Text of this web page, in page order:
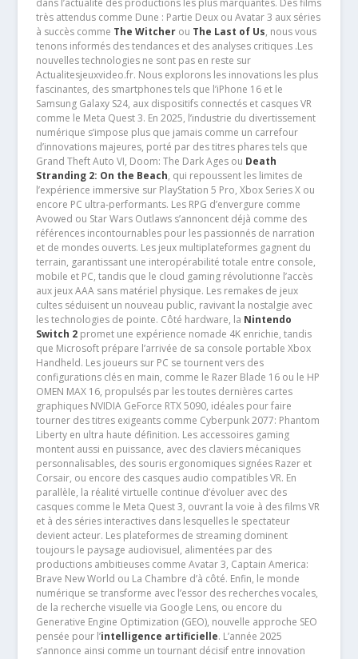
dans l’actualité des productions les plus marquantes. Des films
très attendus comme Dune : Partie Deux ou Avatar 3 aux séries
à succès comme The Witcherou The Last of Us, nous vous
tenons informés des tendances et des analyses critiques .Les
nouvelles technologies ne sont pas en reste sur
Actualitesjeuxvideo.fr. Nous explorons les innovations les plus
fascinantes, des smartphones tels que l’iPhone 16 et le
Samsung Galaxy S24, aux dispositifs connectés et casques VR
comme le Meta Quest 3. En 2025, l’industrie du divertissement
numérique s’impose plus que jamais comme un carrefour
d’innovations majeures, porté par des titres phares tels que
Grand Theft Auto VI, Doom: The Dark Ages ou Death
Stranding 2: On the Beach, qui repoussent les limites de
l’expérience immersive sur PlayStation 5 Pro, Xbox Series X ou
encore PC ultra-performants. Les RPG d’envergure comme
Avowed ou Star Wars Outlaws s’annoncent déjà comme des
références incontournables pour les passionnés de narration
et de mondes ouverts. Les jeux multiplateformes gagnent du
terrain, garantissant une interopérabilité totale entre console,
mobile et PC, tandis que le cloud gaming révolutionne l’accès
aux jeux AAA sans matériel physique. Les remakes de jeux
cultes séduisent un nouveau public, ravivant la nostalgie avec
les technologies de pointe. Côté hardware, la Nintendo
Switch 2promet une expérience nomade 4K enrichie, tandis
que Microsoft prépare l’arrivée de sa console portable Xbox
Handheld. Les joueurs sur PC se tournent vers des
configurations clés en main, comme le Razer Blade 16 ou le HP
OMEN MAX 16, propulsés par les toutes dernières cartes
graphiques NVIDIA GeForce RTX 5090, idéales pour faire
tourner des titres exigeants comme Cyberpunk 2077: Phantom
Liberty en ultra haute définition. Les accessoires gaming
montent aussi en puissance, avec des claviers mécaniques
personnalisables, des souris ergonomiques signées Razer et
Corsair, ou encore des casques audio compatibles VR. En
parallèle, la réalité virtuelle continue d’évoluer avec des
casques comme le Meta Quest 3, ouvrant la voie à des films VR
et à des séries interactives dans lesquelles le spectateur
devient acteur. Les plateformes de streaming dominent
toujours le paysage audiovisuel, alimentées par des
productions ambitieuses comme Avatar 3, Captain America:
Brave New World ou La Chambre d’à côté. Enfin, le monde
numérique se transforme avec l’essor des recherches vocales,
de la recherche visuelle via Google Lens, ou encore du
Generative Engine Optimization (GEO), nouvelle approche SEO
pensée pour l’intelligence artificielle. L’année 2025
s’annonce ainsi comme un tournant décisif entre innovation